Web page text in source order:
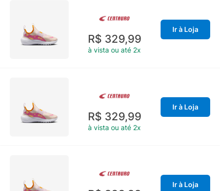
R$ 329,99
à vista ou até 2x
Ir à Loja
R$ 329,99
à vista ou até 2x
Ir à Loja
Ir à Loja